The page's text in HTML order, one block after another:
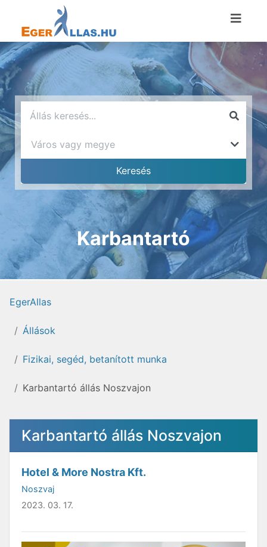
Karbantartó
EgerAllas
Állások
Fizikai, segéd, betanított munka
Karbantartó állás Noszvajon
Karbantartó állás Noszvajon
Hotel & More Nostra Kft.
Noszvaj
2023. 03. 17.